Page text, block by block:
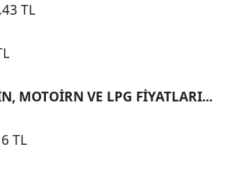
TL
MOTOİRN VE LPG FİYATLARI...
TL